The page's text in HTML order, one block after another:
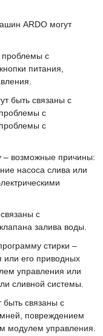
ARDO могут
проблемы с
питания,
быть связаны с
с
с
– возможные причины:
насоса слива или
с
залива воды.
стирки –
или его приводных
управления или
сливной системы.
связаны с
повреждением
модулем управления.